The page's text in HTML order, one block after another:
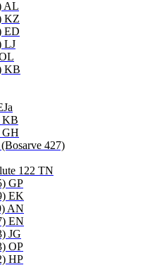
AL
KZ
ED
LJ
KB
KB
GH
427)
122 TN
GP
EK
AN
EN
JG
OP
HP